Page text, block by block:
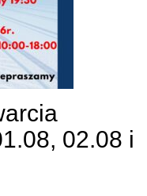
02.08 i